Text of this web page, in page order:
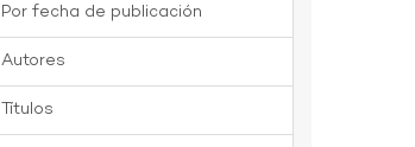
Por fecha de publicación
Autores
Títulos